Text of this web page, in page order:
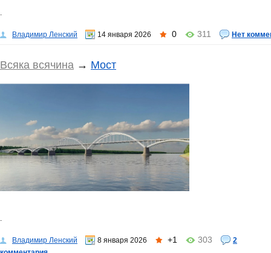
Владимир Ленский 14 января 2026 0 311 Нет
Всяка всячина → Мост
Владимир Ленский 8 января 2026 +1 303
2